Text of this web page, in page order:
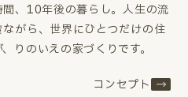
、10年後の暮らし。人生の流
がら、世界にひとつだけの住
りのいえの家づくりです。
コンセプト